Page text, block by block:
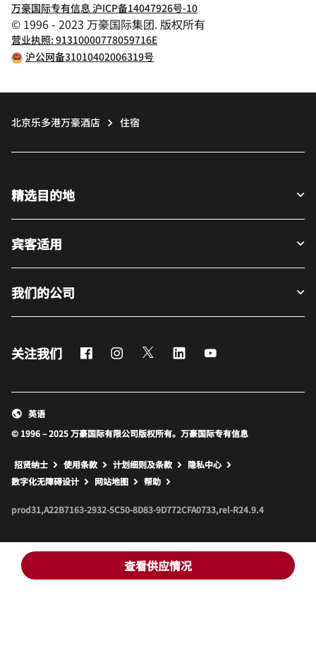
查看供应情况
万豪国际专有信息 沪ICP备14047926号-10
© 1996 - 2023 万豪国际集团. 版权所有
营业执照: 91310000778059716E
沪公网备31010402006319号
北京乐多港万豪酒店 住宿
精选目的地
宾客适用
我们的公司
关注我们 FacebookInstagram
Twitter LinkedIn
© 1996 – 2025 万豪国际有限公司版权所有。万豪国际专有信息
英语
招贤纳士 使用条款 计划细则及条款
隐私中心
数字化无障碍设计
网站地图 打开新窗口
帮助
prod31,A22B7163-2932-5C50-8D83-9D772CFA0733,rel-R24.9.4